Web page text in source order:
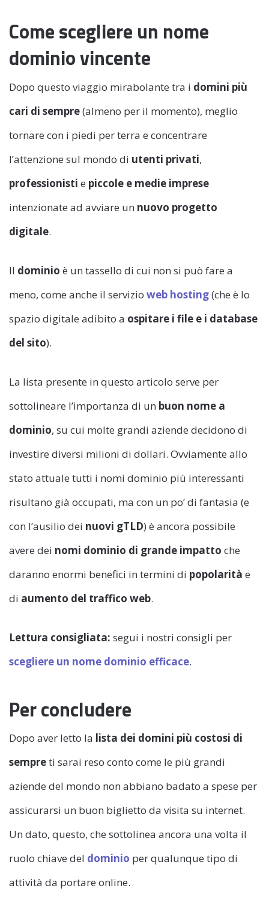
Come scegliere un nome
dominio vincente
Dopo questo viaggio mirabolante tra i domini più
cari di sempre(almeno per il momento), meglio
tornare con i piedi per terra e concentrare
l’attenzione sul mondo di utenti privati,
professionisti e piccole e medie imprese
intenzionate ad avviare un nuovo progetto
digitale.
Il dominio è un tassello di cui non si può fare a
meno, come anche il servizio web hosting(che è lo
spazio digitale adibito a ospitare i file e i database
del sito).
La lista presente in questo articolo serve per
sottolineare l’importanza di un buon nome a
dominio, su cui molte grandi aziende decidono di
investire diversi milioni di dollari. Ovviamente allo
stato attuale tutti i nomi dominio più interessanti
risultano già occupati, ma con un po’ di fantasia (e
con l’ausilio dei nuovi gTLD) è ancora possibile
avere dei nomi dominio di grande impatto che
daranno enormi benefici in termini di popolarità e
di aumento del traffico web.
Lettura consigliata: segui i nostri consigli per
scegliere un nome dominio efficace.
Per concludere
Dopo aver letto la lista dei domini più costosi di
sempreti sarai reso conto come le più grandi
aziende del mondo non abbiano badato a spese per
assicurarsi un buon biglietto da visita su internet.
Un dato, questo, che sottolinea ancora una volta il
ruolo chiave del dominio per qualunque tipo di
attività da portare online.